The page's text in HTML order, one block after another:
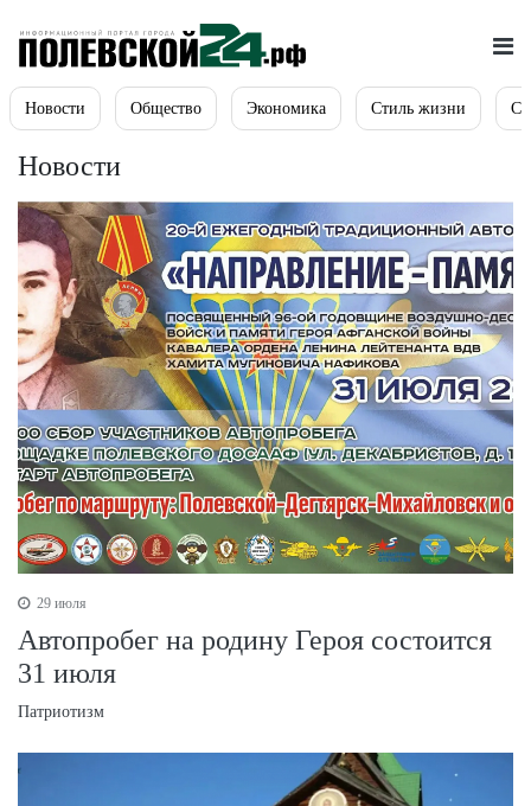
Новости Общество Экономика Стиль жизни
Новости
29 июля
Автопробег на родину Героя состоится
31 июля
Патриотизм